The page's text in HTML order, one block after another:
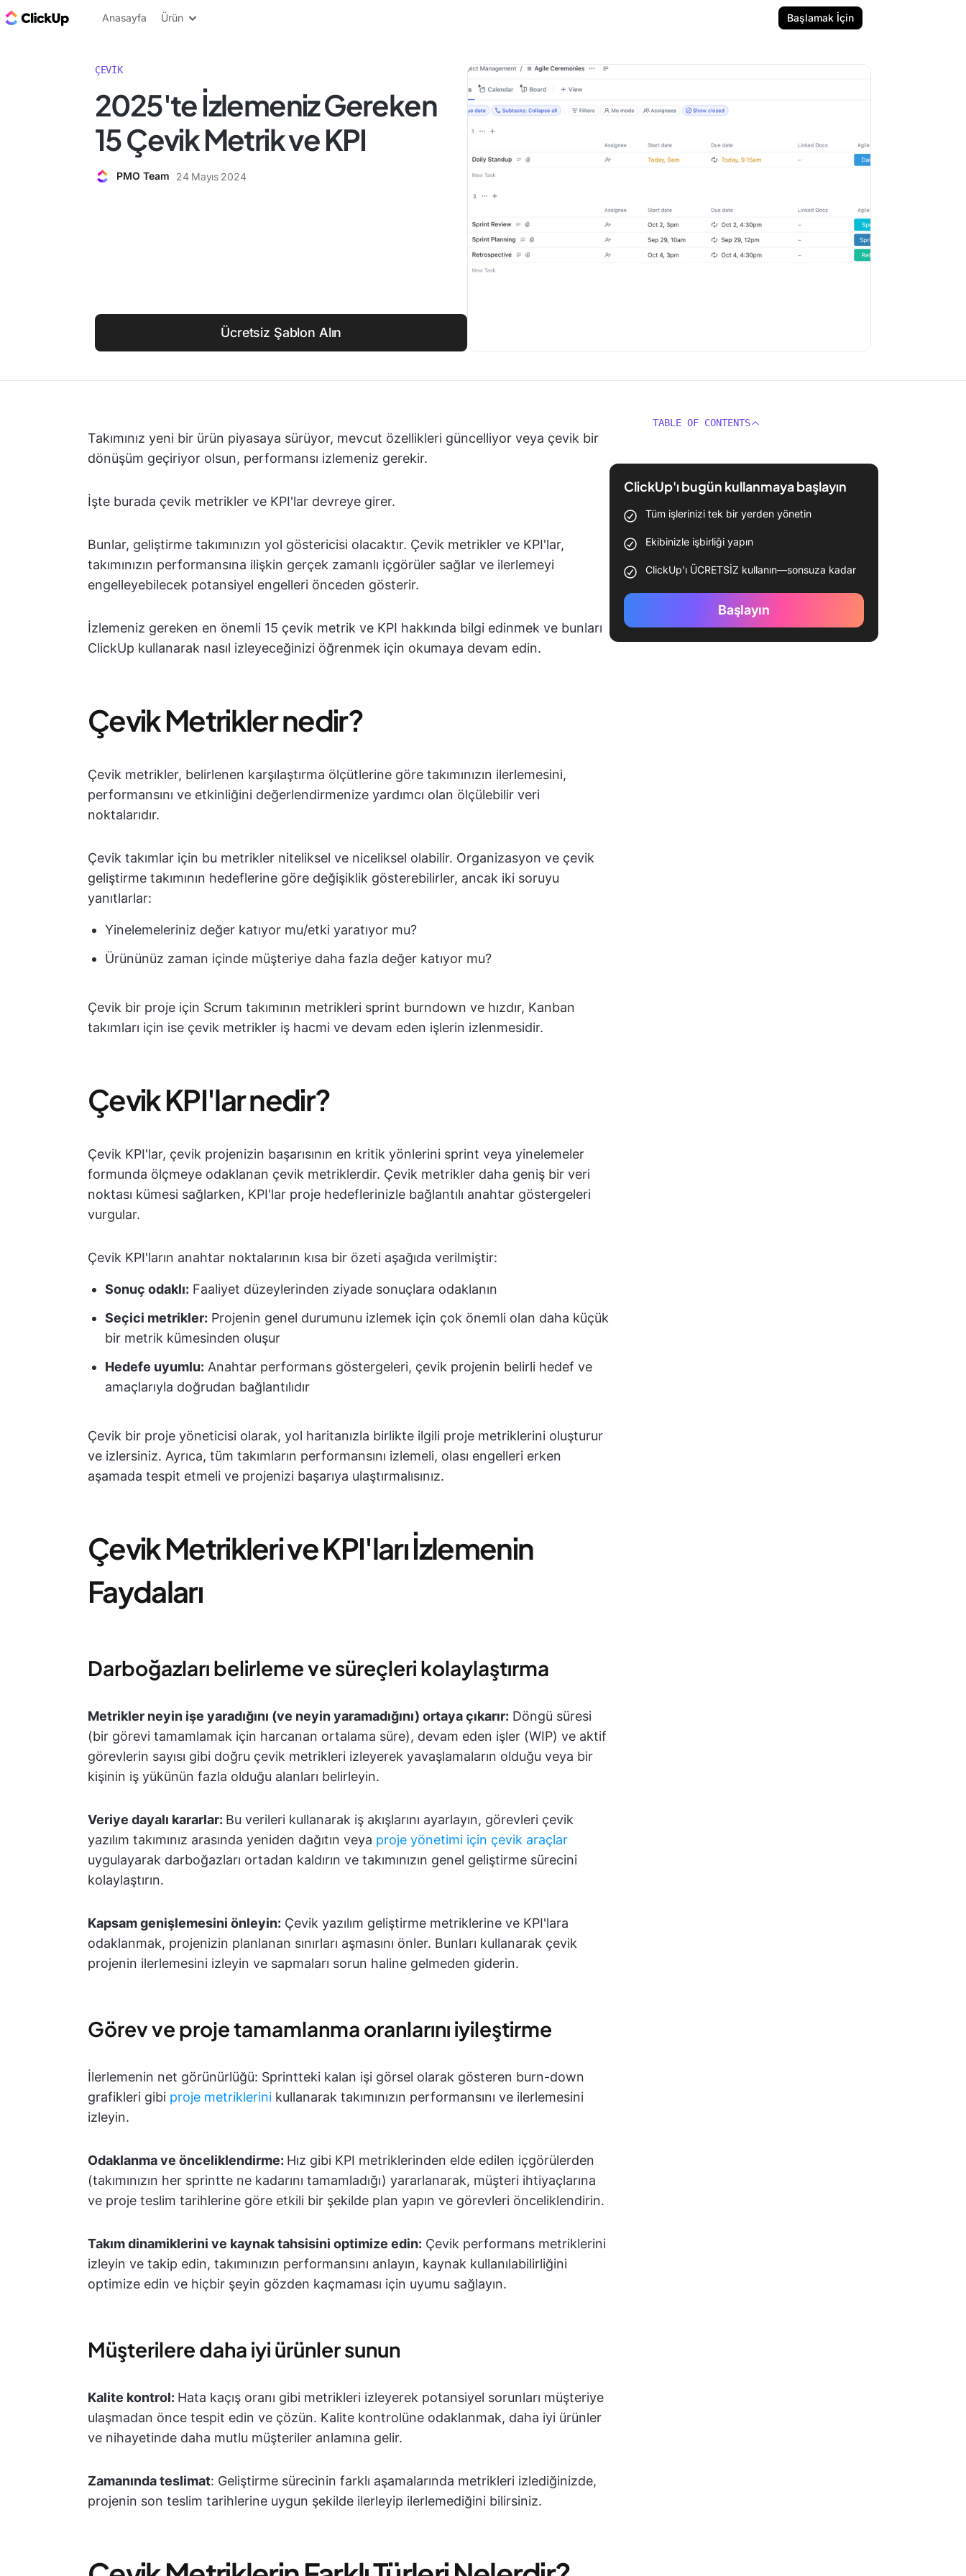
ClickUp Blog
Anasayfa Ürün Başlamak İçin
ÇEVIK
2025'te İzlemeniz Gereken
15 Çevik Metrik ve KPI
PMO Team 24 Mayıs 2024
Ücretsiz Şablon Alın
Takımınız yeni bir ürün piyasaya sürüyor, mevcut özellikleri güncelliyor veya çevik bir
dönüşüm geçiriyor olsun, performansı izlemeniz gerekir.
İşte burada çevik metrikler ve KPI'lar devreye girer.
Bunlar, geliştirme takımınızın yol göstericisi olacaktır. Çevik metrikler ve KPI'lar,
takımınızın performansına ilişkin gerçek zamanlı içgörüler sağlar ve ilerlemeyi
engelleyebilecek potansiyel engelleri önceden gösterir.
İzlemeniz gereken en önemli 15 çevik metrik ve KPI hakkında bilgi edinmek ve bunları
ClickUp kullanarak nasıl izleyeceğinizi öğrenmek için okumaya devam edin.
Çevik Metrikler nedir?
Çevik metrikler, belirlenen karşılaştırma ölçütlerine göre takımınızın ilerlemesini,
performansını ve etkinliğini değerlendirmenize yardımcı olan ölçülebilir veri
noktalarıdır.
Çevik takımlar için bu metrikler niteliksel ve niceliksel olabilir. Organizasyon ve çevik
geliştirme takımının hedeflerine göre değişiklik gösterebilirler, ancak iki soruyu
yanıtlarlar:
Yinelemeleriniz değer katıyor mu/etki yaratıyor mu?
Ürününüz zaman içinde müşteriye daha fazla değer katıyor mu?
Çevik bir proje için Scrum takımının metrikleri sprint burndown ve hızdır, Kanban
takımları için ise çevik metrikler iş hacmi ve devam eden işlerin izlenmesidir.
Çevik KPI'lar nedir?
Çevik KPI'lar, çevik projenizin başarısının en kritik yönlerini sprint veya yinelemeler
formunda ölçmeye odaklanan çevik metriklerdir. Çevik metrikler daha geniş bir veri
noktası kümesi sağlarken, KPI'lar proje hedeflerinizle bağlantılı anahtar göstergeleri
vurgular.
Çevik KPI'ların anahtar noktalarının kısa bir özeti aşağıda verilmiştir:
Sonuç odaklı: Faaliyet düzeylerinden ziyade sonuçlara odaklanın
Seçici metrikler: Projenin genel durumunu izlemek için çok önemli olan daha küçük
bir metrik kümesinden oluşur
Hedefe uyumlu: Anahtar performans göstergeleri, çevik projenin belirli hedef ve
amaçlarıyla doğrudan bağlantılıdır
Çevik bir proje yöneticisi olarak, yol haritanızla birlikte ilgili proje metriklerini oluşturur
ve izlersiniz. Ayrıca, tüm takımların performansını izlemeli, olası engelleri erken
aşamada tespit etmeli ve projenizi başarıya ulaştırmalısınız.
Çevik Metrikleri ve KPI'ları İzlemenin
Faydaları
Darboğazları belirleme ve süreçleri kolaylaştırma
Metrikler neyin işe yaradığını (ve neyin yaramadığını) ortaya çıkarır: Döngü süresi
(bir görevi tamamlamak için harcanan ortalama süre), devam eden işler (WIP) ve aktif
görevlerin sayısı gibi doğru çevik metrikleri izleyerek yavaşlamaların olduğu veya bir
kişinin iş yükünün fazla olduğu alanları belirleyin.
Veriye dayalı kararlar: Bu verileri kullanarak iş akışlarını ayarlayın, görevleri çevik
yazılım takımınız arasında yeniden dağıtın veya proje yönetimi için çevik araçlar
uygulayarak darboğazları ortadan kaldırın ve takımınızın genel geliştirme sürecini
kolaylaştırın.
Kapsam genişlemesini önleyin: Çevik yazılım geliştirme metriklerine ve KPI'lara
odaklanmak, projenizin planlanan sınırları aşmasını önler. Bunları kullanarak çevik
projenin ilerlemesini izleyin ve sapmaları sorun haline gelmeden giderin.
Görev ve proje tamamlanma oranlarını iyileştirme
İlerlemenin net görünürlüğü: Sprintteki kalan işi görsel olarak gösteren burn-down
grafikleri gibi proje metriklerini kullanarak takımınızın performansını ve ilerlemesini
izleyin.
Odaklanma ve önceliklendirme: Hız gibi KPI metriklerinden elde edilen içgörülerden
(takımınızın her sprintte ne kadarını tamamladığı) yararlanarak, müşteri ihtiyaçlarına
ve proje teslim tarihlerine göre etkili bir şekilde plan yapın ve görevleri önceliklendirin.
Takım dinamiklerini ve kaynak tahsisini optimize edin: Çevik performans metriklerini
izleyin ve takip edin, takımınızın performansını anlayın, kaynak kullanılabilirliğini
optimize edin ve hiçbir şeyin gözden kaçmaması için uyumu sağlayın.
Müşterilere daha iyi ürünler sunun
Kalite kontrol: Hata kaçış oranı gibi metrikleri izleyerek potansiyel sorunları müşteriye
ulaşmadan önce tespit edin ve çözün. Kalite kontrolüne odaklanmak, daha iyi ürünler
ve nihayetinde daha mutlu müşteriler anlamına gelir.
Zamanında teslimat: Geliştirme sürecinin farklı aşamalarında metrikleri izlediğinizde,
projenin son teslim tarihlerine uygun şekilde ilerleyip ilerlemediğini bilirsiniz.
TABLE OF CONTENTS
ClickUp'ı bugün kullanmaya başlayın
Tüm işlerinizi tek bir yerden yönetin
Ekibinizle işbirliği yapın
ClickUp'ı ÜCRETSİZ kullanın—sonsuza kadar
Başlayın